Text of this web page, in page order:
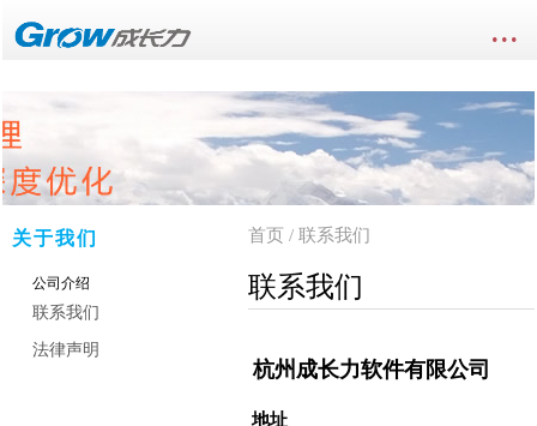
...
关于我们
公司介绍
联系我们
法律声明
首页 / 联系我们
联系我们
杭州成长力软件有限公司
地址